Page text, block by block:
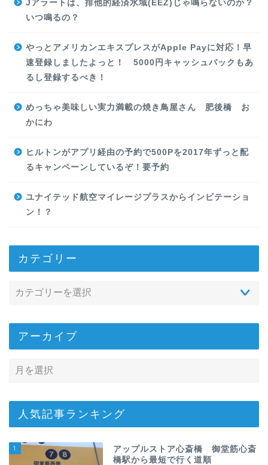
Jアラートは、排他的経済水域(EEZ)じゃ鳴らないのか？
いつ鳴るの？
やっとアメリカンエキスプレスがApple Payに対応！早
速登録しましたよっと！ 5000円キャッシュバックもあ
るし登録するべき！
めっちゃ美味しい実力満載の焼き鳥屋さん 肥後橋 お
かにわ
ヒルトンがアプリ経由の予約で500Pを2017年ずっと配
るキャンペーンしているぞ！要予約
ユナイテッド航空マイレージプラスからインビテーショ
ン！？
カテゴリー
アーカイブ
人気記事ランキング
1
アップルストア心斎橋 御堂筋心斎
橋駅から最短で行く道順